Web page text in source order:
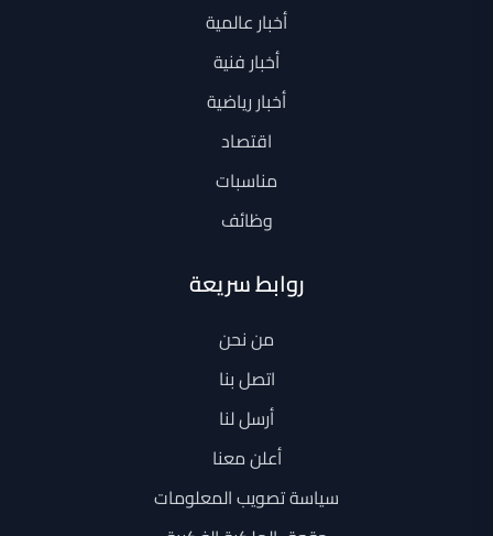
أخبار عالمية
أخبار فنية
أخبار رياضية
اقتصاد
مناسبات
وظائف
روابط سريعة
من نحن
اتصل بنا
أرسل لنا
أعلن معنا
سياسة تصويب المعلومات